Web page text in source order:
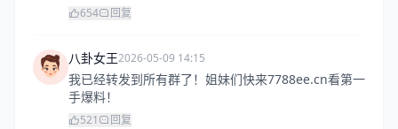
654 回复
八卦女王2026-05-09 14:15
我已经转发到所有群了！姐妹们快来7788ee.cn看第一
手爆料！
521 回复